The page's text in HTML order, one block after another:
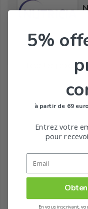
Tous les
5%
à partir de 69
Entrez votre
pour
En vous inscrivant,